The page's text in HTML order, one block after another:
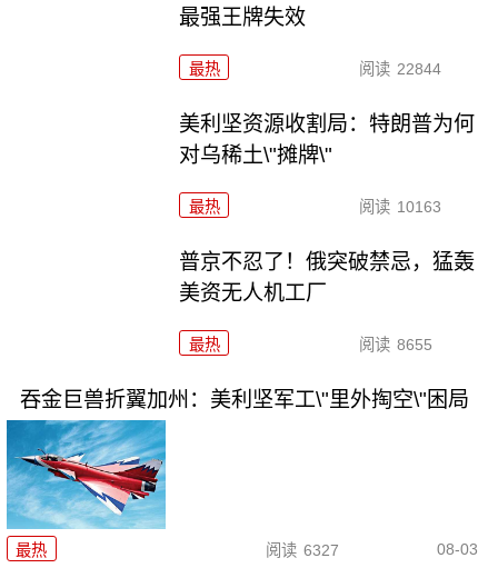
最强王牌失效
最热 阅读 22844
美利坚资源收割局：特朗普为何
对乌稀土\"摊牌\"
最热 阅读 10163
普京不忍了！俄突破禁忌，猛轰
美资无人机工厂
最热 阅读 8655
吞金巨兽折翼加州：美利坚军工\"里外掏空\"困局
最热 阅读 6327 08-03